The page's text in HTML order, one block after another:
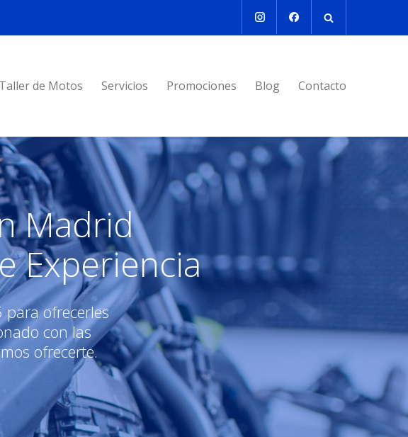
Taller de Motos Servicios Promociones Blog Contacto
Madrid
Experiencia
para ofrecerles
con las
ofrecerte.